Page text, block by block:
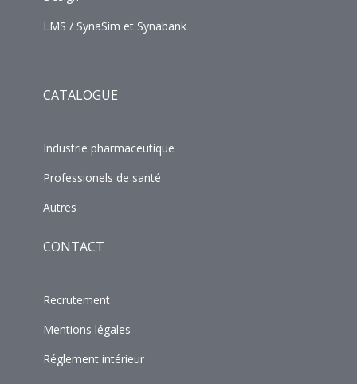
LMS / SynaSim et Synabank
CATALOGUE
Industrie pharmaceutique
Professionels de santé
Autres
CONTACT
Recrutement
Mentions légales
Réglement intérieur